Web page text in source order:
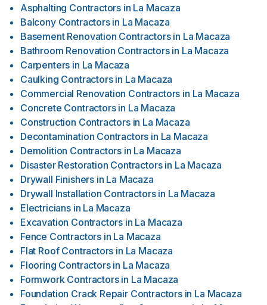
Asphalting Contractors in La Macaza
Balcony Contractors in La Macaza
Basement Renovation Contractors in La Macaza
Bathroom Renovation Contractors in La Macaza
Carpenters in La Macaza
Caulking Contractors in La Macaza
Commercial Renovation Contractors in La Macaza
Concrete Contractors in La Macaza
Construction Contractors in La Macaza
Decontamination Contractors in La Macaza
Demolition Contractors in La Macaza
Disaster Restoration Contractors in La Macaza
Drywall Finishers in La Macaza
Drywall Installation Contractors in La Macaza
Electricians in La Macaza
Excavation Contractors in La Macaza
Fence Contractors in La Macaza
Flat Roof Contractors in La Macaza
Flooring Contractors in La Macaza
Formwork Contractors in La Macaza
Foundation Crack Repair Contractors in La Macaza